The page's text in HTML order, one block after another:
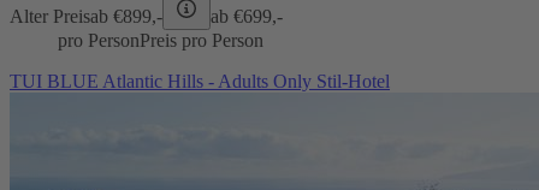
Alter Preisab €899,- ab €699,-
pro PersonPreis pro Person
TUI BLUE Atlantic Hills - Adults Only Stil-Hotel